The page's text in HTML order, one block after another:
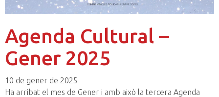
Agenda Cultural –
Gener 2025
10 de gener de 2025
Ha arribat el mes de Gener i amb això la tercera Agenda